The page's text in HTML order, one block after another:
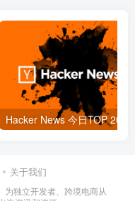
关于我们
为独立开发者、跨境电商从